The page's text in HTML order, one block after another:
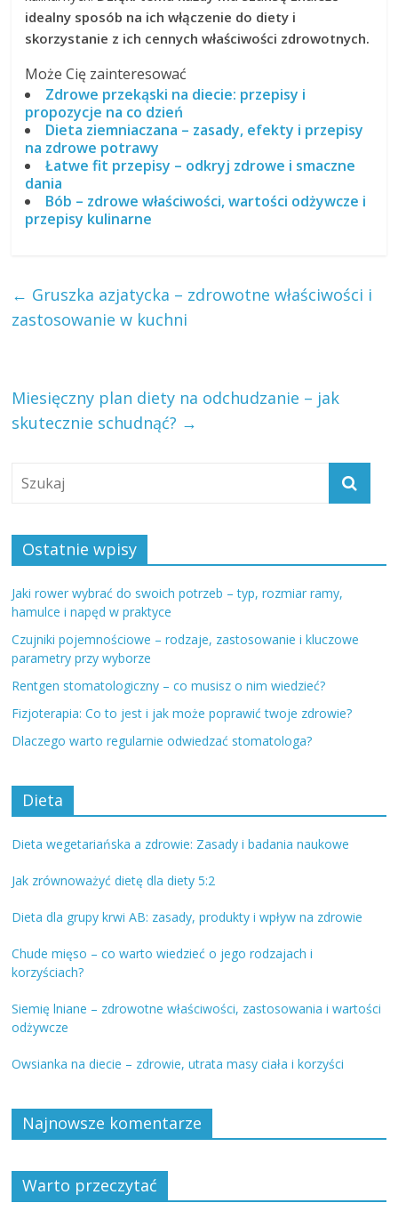
idealny sposób na ich włączenie do diety i
skorzystanie z ich cennych właściwości zdrowotnych.
Może Cię zainteresować
Zdrowe przekąski na diecie: przepisy i
propozycje na co dzień
Dieta ziemniaczana – zasady, efekty i przepisy
na zdrowe potrawy
Łatwe fit przepisy – odkryj zdrowe i smaczne
dania
Bób – zdrowe właściwości, wartości odżywcze i
przepisy kulinarne
← Gruszka azjatycka – zdrowotne właściwości i
zastosowanie w kuchni
Miesięczny plan diety na odchudzanie – jak
skutecznie schudnąć? →
Ostatnie wpisy
Jaki rower wybrać do swoich potrzeb – typ, rozmiar ramy,
hamulce i napęd w praktyce
Czujniki pojemnościowe – rodzaje, zastosowanie i kluczowe
parametry przy wyborze
Rentgen stomatologiczny – co musisz o nim wiedzieć?
Fizjoterapia: Co to jest i jak może poprawić twoje zdrowie?
Dlaczego warto regularnie odwiedzać stomatologa?
Dieta
Dieta wegetariańska a zdrowie: Zasady i badania naukowe
Jak zrównoważyć dietę dla diety 5:2
Dieta dla grupy krwi AB: zasady, produkty i wpływ na zdrowie
Chude mięso – co warto wiedzieć o jego rodzajach i
korzyściach?
Siemię lniane – zdrowotne właściwości, zastosowania i wartości
odżywcze
Owsianka na diecie – zdrowie, utrata masy ciała i korzyści
Najnowsze komentarze
Warto przeczytać